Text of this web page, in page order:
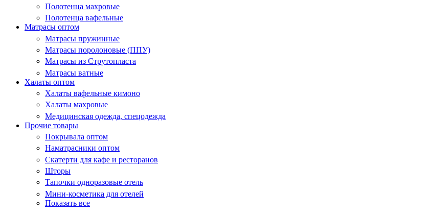
Полотенца махровые
Полотенца вафельные
Матрасы оптом
Матрасы пружинные
Матрасы поролоновые (ППУ)
Матрасы из Струтопласта
Матрасы ватные
Халаты оптом
Халаты вафельные кимоно
Халаты махровые
Медицинская одежда, спецодежда
Прочие товары
Покрывала оптом
Наматрасники оптом
Скатерти для кафе и ресторанов
Шторы
Тапочки одноразовые отель
Мини-косметика для отелей
Показать все